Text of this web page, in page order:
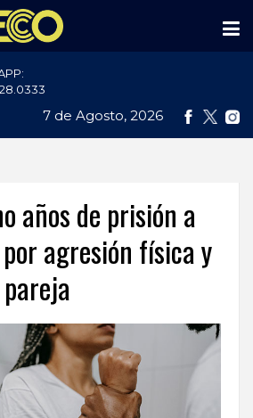
7 de Agosto, 2026
años de prisión a
agresión física y